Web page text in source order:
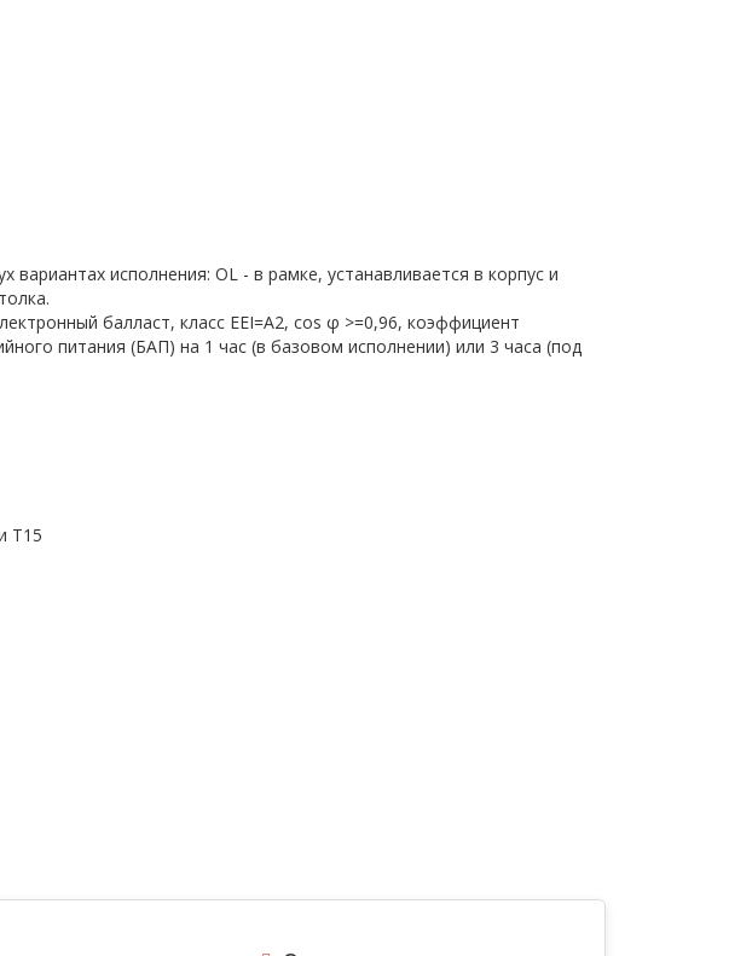
исполнения: OL - в рамке, устанавливается в корпус и
балласт, класс EEI=A2, cos φ >=0,96, коэффициент
питания (БАП) на 1 час (в базовом исполнении) или 3 часа (под
Т15